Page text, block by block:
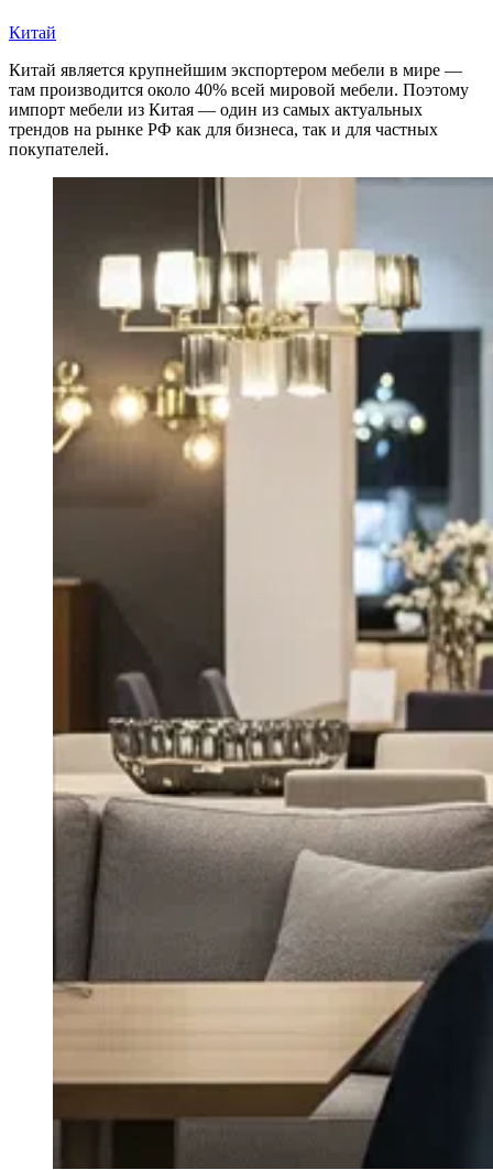
Китай
Китай является крупнейшим экспортером мебели в мире​ —
там производится около 40% всей мировой мебели​. Поэтому
импорт мебели из Китая — один из самых актуальных
трендов на рынке РФ как для бизнеса, так и для частных
покупателей.